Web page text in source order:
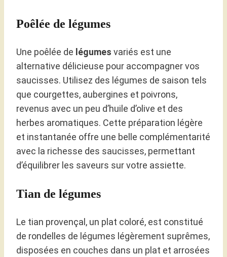
Poêlée de légumes
Une poêlée de légumes variés est une
alternative délicieuse pour accompagner vos
saucisses. Utilisez des légumes de saison tels
que courgettes, aubergines et poivrons,
revenus avec un peu d’huile d’olive et des
herbes aromatiques. Cette préparation légère
et instantanée offre une belle complémentarité
avec la richesse des saucisses, permettant
d’équilibrer les saveurs sur votre assiette.
Tian de légumes
Le tian provençal, un plat coloré, est constitué
de rondelles de légumes légèrement suprêmes,
disposées en couches dans un plat et arrosées